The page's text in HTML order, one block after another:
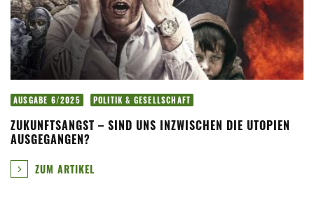
AUSGABE 6/2025 POLITIK & GESELLSCHAFT
ZUKUNFTSANGST – SIND UNS INZWISCHEN DIE UTOPIEN
AUSGEGANGEN?
ZUM ARTIKEL